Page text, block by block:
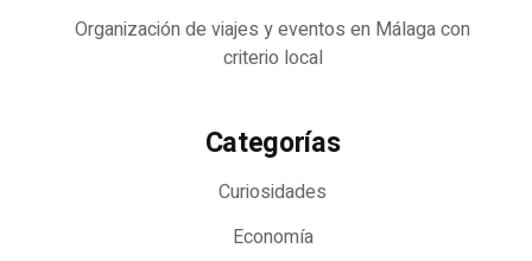
Organización de viajes y eventos en Málaga con
criterio local
Categorías
Curiosidades
Economía